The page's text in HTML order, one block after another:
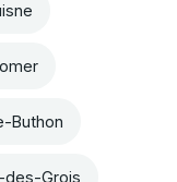
Buthon
des-Grois